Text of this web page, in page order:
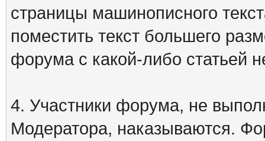
страницы машинописного
поместить текст большего
форума с какой-либо статьей
4. Участники форума, не
Модератора, наказываются.